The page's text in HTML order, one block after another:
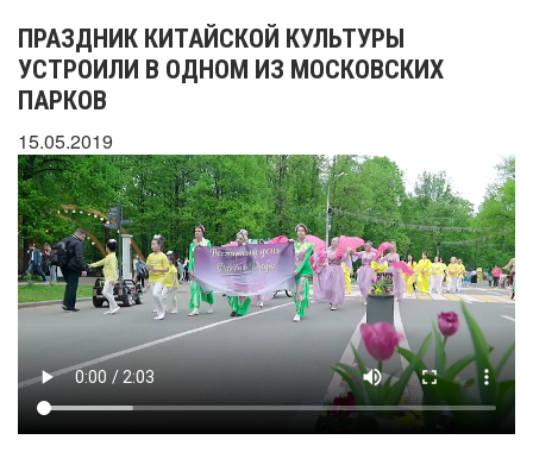
ПРАЗДНИК КИТАЙСКОЙ КУЛЬТУРЫ
УСТРОИЛИ В ОДНОМ ИЗ МОСКОВСКИХ
ПАРКОВ
15.05.2019